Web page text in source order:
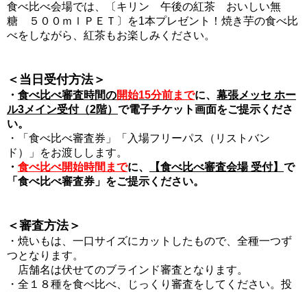
食べ比べ会場では、〔キリン 午後の紅茶 おいしい無
糖 ５００ｍｌＰＥＴ〕を1本プレゼント！焼き芋の食べ比
べをしながら、紅茶もお楽しみください。
＜当日受付方法＞
・ 食べ比べ審査時間の開始15分前までに、 幕張メッセ ホー
ル3メイン受付（2階） で電子チケット画面をご提示くださ
い。
・「食べ比べ審査券」「入場フリーパス（リストバン
ド）」をお渡しします。
・ 食べ比べ開始時間までに、 【食べ比べ審査会場 受付】 で
「食べ比べ審査券」をご提示ください。
＜審査方法＞
・焼いもは、一口サイズにカットしたもので、全種一つず
つとなります。
店舗名は伏せてのブラインド審査となります。
・全１８種を食べ比べ、じっくり審査をしてください。投